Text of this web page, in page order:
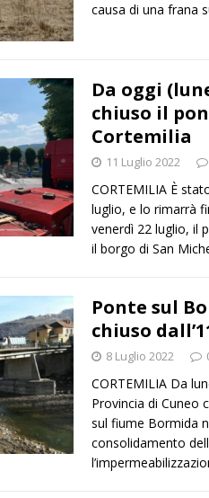
degrado
CRONACA
paese attivo
[ 9 Agosto 2026 ]
Succede a Trofarello,
lo fa arrestare
CRONACA
causa di una frana
Da oggi
chiuso il
Cortemilia
11 Luglio 2022
CORTEMILIA È
luglio, e lo rimarrà
venerdì 22 luglio, il
il borgo di San
Ponte sul
chiuso
8 Luglio 2022
CORTEMILIA Da
Provincia di Cuneo
sul fiume Bormida
consolidamento